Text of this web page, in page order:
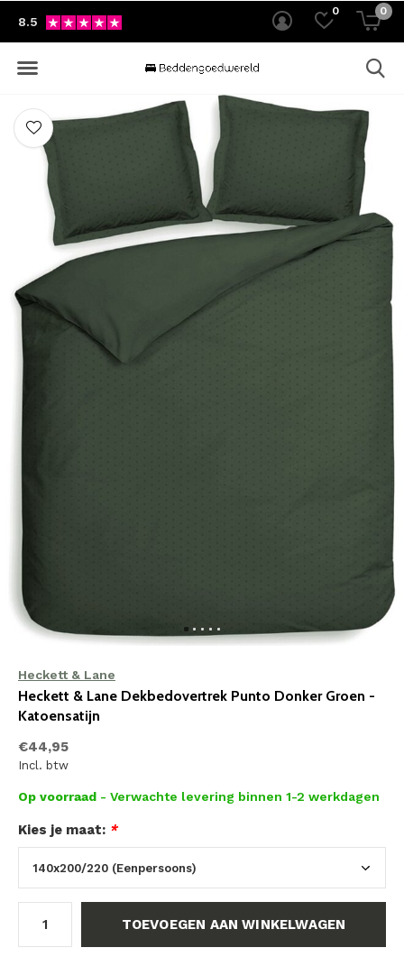
0 0
8.5
Heckett & Lane
Heckett & Lane Dekbedovertrek Punto Donker Groen -
Katoensatijn
€44,95
Incl. btw
Op voorraad - Verwachte levering binnen 1-2 werkdagen
Kies je maat: *
TOEVOEGEN AAN WINKELWAGEN